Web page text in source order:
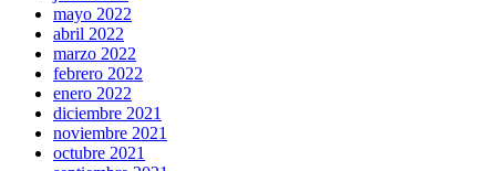
mayo 2022
abril 2022
marzo 2022
febrero 2022
enero 2022
diciembre 2021
noviembre 2021
octubre 2021